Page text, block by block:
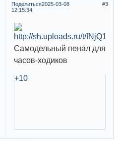
Поделиться 3
2025-03-08
12:15:34
Самодельный пенал для
часов-ходиков
+10